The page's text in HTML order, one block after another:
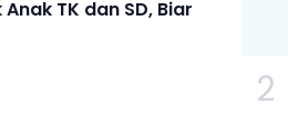
TK dan SD, Biar
2